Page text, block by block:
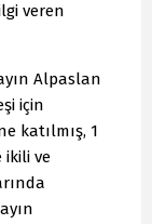
veren
Alpaslan
için
katılmış, 1
ikili ve